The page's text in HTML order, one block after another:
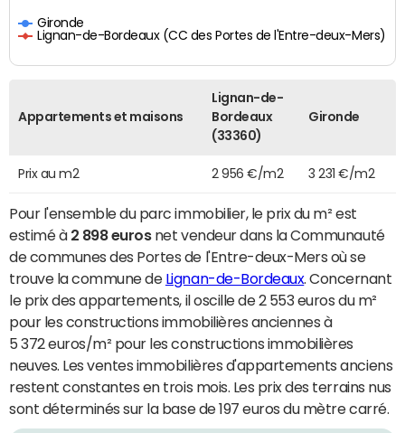
Gironde
Lignan-de-Bordeaux (CC des Portes de l'Entre-deux-Mers)
Appartements et maisons
Lignan-de-
Bordeaux
(33360)
Gironde
Prix au m2 2 956 €/m2 3 231 €/m2
Pour l'ensemble du parc immobilier, le prix du m² est
estimé à 2 898 eurosnet vendeur dans la Communauté
de communes des Portes de l'Entre-deux-Mers où se
trouve la commune de Lignan-de-Bordeaux. Concernant
le prix des appartements, il oscille de 2 553 euros du m²
pour les constructions immobilières anciennes à
5 372 euros/m² pour les constructions immobilières
neuves. Les ventes immobilières d'appartements anciens
restent constantes en trois mois. Les prix des terrains nus
sont déterminés sur la base de 197 euros du mètre carré.